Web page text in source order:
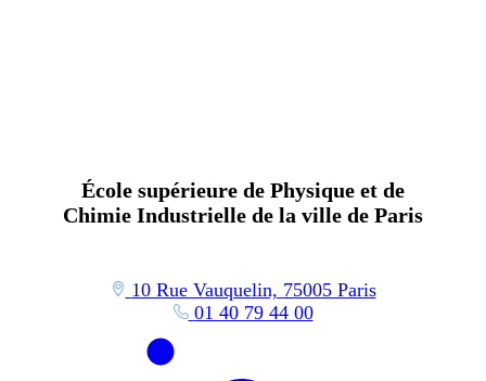
École supérieure de Physique et de
Chimie Industrielle de la ville de Paris
10 Rue Vauquelin, 75005 Paris
01 40 79 44 00